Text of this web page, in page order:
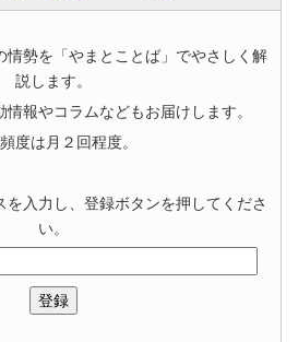
情勢を「やまとことば」でやさしく解
説します。
報やコラムなどもお届けします。
度は月２回程度。
を入力し、登録ボタンを押してくださ
い。